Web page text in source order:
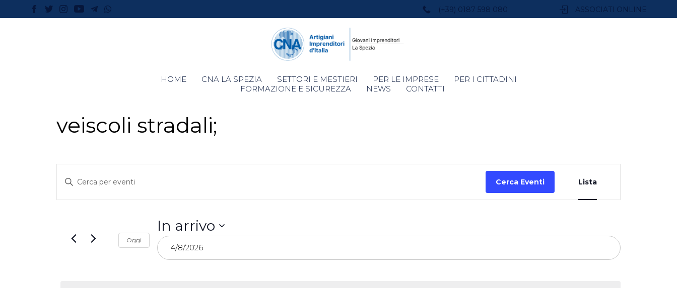
(+39) 0187 598 080 ASSOCIATI ONLINE
Skip
to
HOME CNA LA SPEZIA SETTORI E MESTIERI PER LE IMPRESE
PER I CITTADINI
FORMAZIONE E SICUREZZA
NEWS CONTATTI
veiscoli stradali;
Eventi
Ricerca
Inserisci
Parola
Chiave.
Cerca Eventi Lista
Oggi
In arrivo
Seleziona
la
data.